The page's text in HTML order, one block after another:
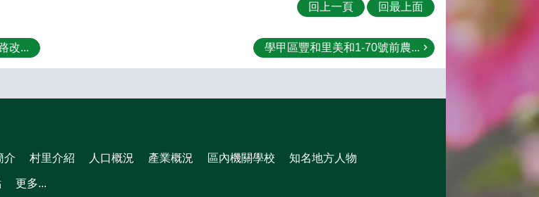
回上一頁 回最上面
改... 學甲區豐和里美和1-70號前農...
介 村里介紹 人口概況 產業概況 區內機關學校 知名地方人物
更多...